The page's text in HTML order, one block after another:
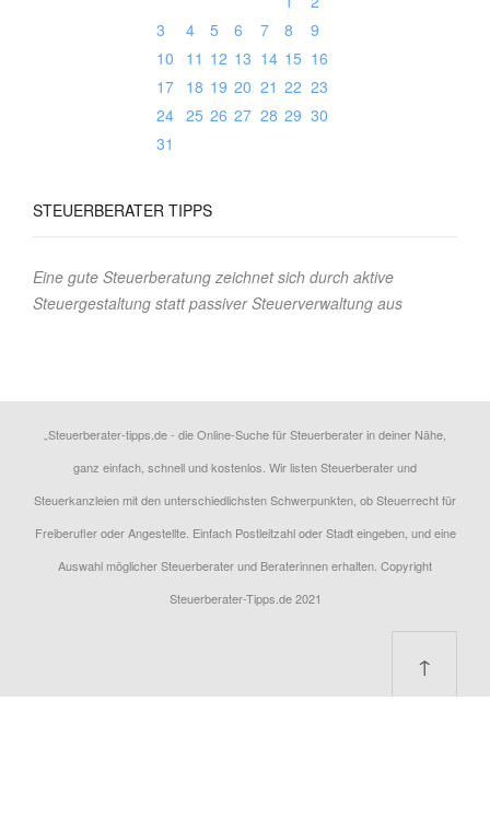
3
4 5 6 7 8
9
10
11 12 13 14 15 16
17
18 19 20 21 22 23
24 25 26 27 28 29 30
31
STEUERBERATER TIPPS
Eine gute Steuerberatung zeichnet sich durch aktive
Steuergestaltung statt passiver Steuerverwaltung aus
„Steuerberater-tipps.de - die Online-Suche für Steuerberater in deiner Nähe,
ganz einfach, schnell und kostenlos. Wir listen Steuerberater und
Steuerkanzleien mit den unterschiedlichsten Schwerpunkten, ob Steuerrecht für
Freiberufler oder Angestellte. Einfach Postleitzahl oder Stadt eingeben, und eine
Auswahl möglicher Steuerberater und Beraterinnen erhalten. Copyright
Steuerberater-Tipps.de 2021
↑